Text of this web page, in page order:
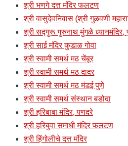
श्री भणगे दत्त मंदिर फलटण
श्री वासुदेवनिवास (श्री गुळवणी
श्री सद्गुरू गुरुनाथ मुंगळे ध्यानमंदिर,
श्री साई मंदिर कुडाळ गोवा
श्री स्वामी समर्थ मठ चेंबूर
श्री स्वामी समर्थ मठ दादर
श्री स्वामी समर्थ मठ मंडई पुणे
श्री स्वामी समर्थ संस्थान बडोदा
श्री हरिबाबा मंदिर, पणदरे
श्री हरिबुवा समाधी मंदिर फलटण
श्री हिंगोलीचे दत्त मंदिर